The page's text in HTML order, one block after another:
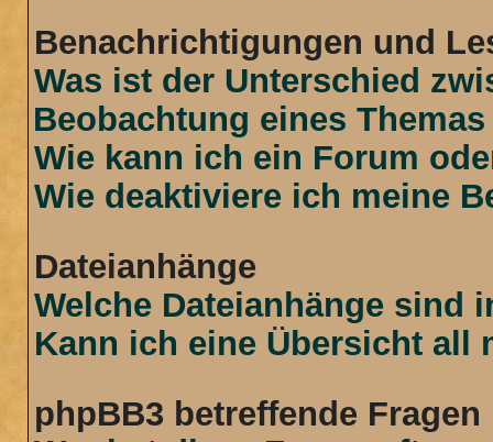
Benachrichtigungen und
Was ist der Unterschied
Beobachtung eines
Wie kann ich ein Forum
Wie deaktiviere ich meine
Dateianhänge
Welche Dateianhänge sind
Kann ich eine Übersicht all
phpBB3 betreffende Fragen